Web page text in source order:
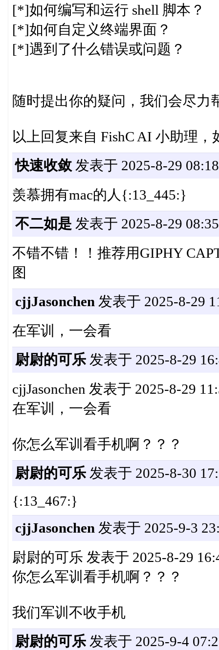
[*]如何编写和运行 shell 脚本？
[*]如何自定义终端界面？
[*]遇到了什么错误或问题？
随时提出你的疑问，我们会尽力
以上回复来自 FishC AI 小助理
快速收敛发表于 2025-8-29
羡慕拥有mac的人{:13_445:}
不二如是 发表于 2025-8-29
不错不错！！推荐用GIPHY
图
cjjJasonchen 发表于 2025-8-29
在军训，一会看
尉尉的可乐发表于 2025-8-29
cjjJasonchen 发表于 2025-8-29
在军训，一会看
你怎么军训看手机啊？？？
尉尉的可乐发表于 2025-8-30
{:13_467:}
cjjJasonchen 发表于 2025-9-3
尉尉的可乐 发表于 2025-8-29
你怎么军训看手机啊？？？
我们军训不收手机
尉尉的可乐发表于 2025-9-4